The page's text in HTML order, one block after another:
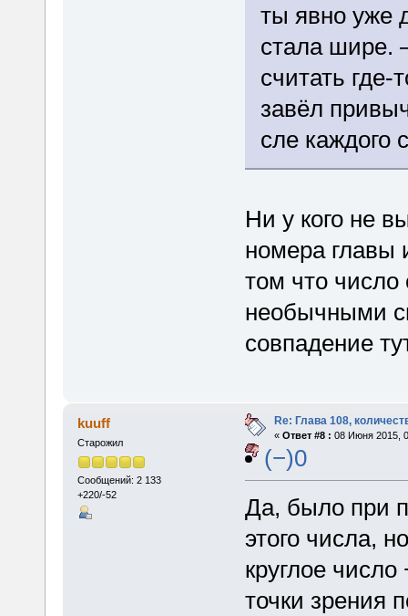
ты явно уже
стала шире.
считать
завёл
сле каждого
Ни у кого не
номера главы
том что
необычными
совпадение
kuuff
Старожил
Сообщений: 2 133
+220/-52
Re: Глава 108,
« Ответ #8 : 08 Июня 2015,
(−)0
Да, было при
этого числа,
круглое
точки зрения